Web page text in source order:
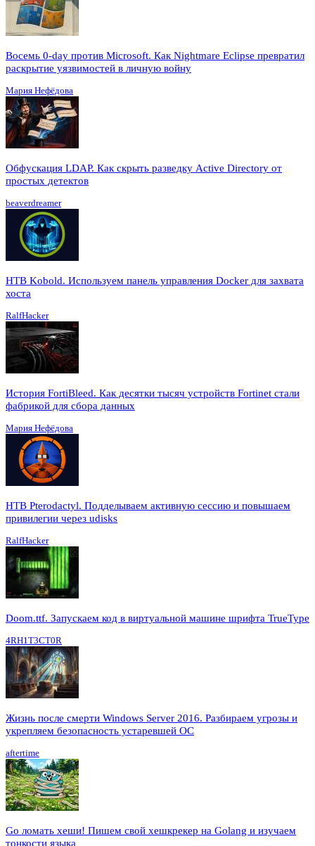
Восемь 0-day против Microsoft. Как Nightmare Eclipse превратил
раскрытие уязвимостей в личную войну
Мария Нефёдова
Обфускация LDAP. Как скрыть разведку Active Directory от
простых детектов
beaverdreamer
HTB Kobold. Используем панель управления Docker для захвата
хоста
RalfHacker
История FortiBleed. Как десятки тысяч устройств Fortinet стали
фабрикой для сбора данных
Мария Нефёдова
HTB Pterodactyl. Подделываем активную сессию и повышаем
привилегии через udisks
RalfHacker
Doom.ttf. Запускаем код в виртуальной машине шрифта TrueType
4RH1T3CT0R
Жизнь после смерти Windows Server 2016. Разбираем угрозы и
укрепляем безопасность устаревшей ОС
aftertime
Go ломать хеши! Пишем свой хешкрекер на Golang и изучаем
тонкости языка